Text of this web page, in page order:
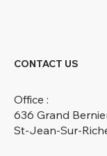
CONTACT US
Office :
636 Grand
St-Jean-Sur-